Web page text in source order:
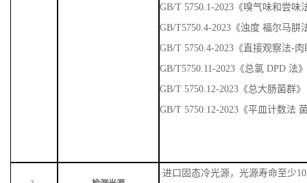
GB/T 5750.1-2023《嗅气味和尝味
GB/T5750.4-2023《浊度 福尔马肼
GB/T 5750.4-2023《直接观察法-
GB/T5750.11-2023《总氯 DPD 法
GB/T 5750.12-2023《总大肠菌群》
GB/T 5750.12-2023《平皿计数法
进口固态冷光源，光源寿命至少